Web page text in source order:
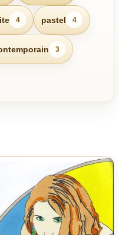
4 pastel 4
3